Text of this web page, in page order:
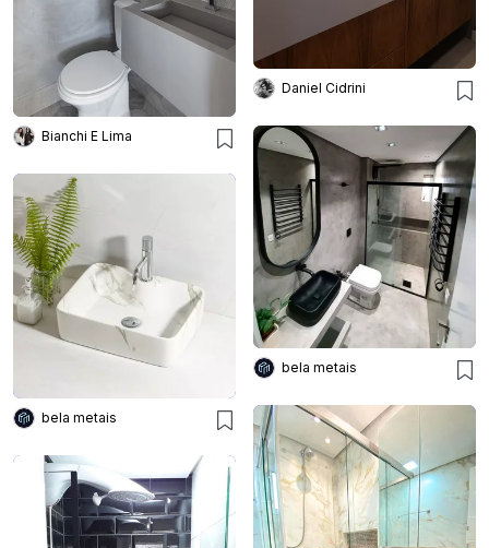
Daniel Cidrini
Bianchi E Lima
bela metais
bela metais